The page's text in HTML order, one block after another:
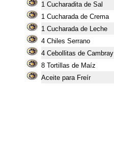
1 Cucharadita de Sal
1 Cucharada de Crema
1 Cucharada de Leche
4 Chiles Serrano
4 Cebollitas de Cambray
8 Tortillas de Maíz
Aceite para Freír